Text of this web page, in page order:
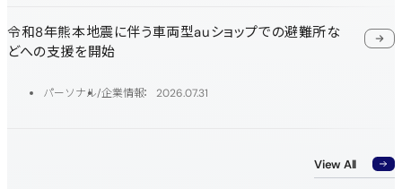
令和8年熊本地震に伴う車両型auショップでの避難所な
どへの支援を開始
パーソナル 企業情報 2026.07.31
View All